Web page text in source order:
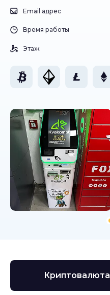
Email адрес
Время работы
Этаж
Криптовалюта